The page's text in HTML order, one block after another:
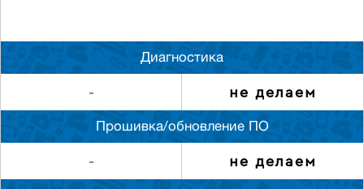
Диагностика
- не делаем
Прошивка/обновление ПО
- не делаем